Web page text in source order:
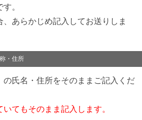
。
あらかじめ記入してお送りしま
・住所
の氏名・住所をそのままご記入くだ
てもそのまま記入します。